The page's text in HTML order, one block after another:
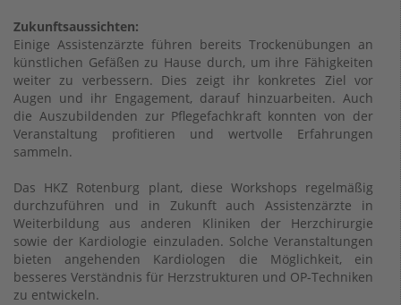
Zukunftsaussichten:
Einige Assistenzärzte führen bereits Trockenübungen an
künstlichen Gefäßen zu Hause durch, um ihre Fähigkeiten
weiter zu verbessern. Dies zeigt ihr konkretes Ziel vor
Augen und ihr Engagement, darauf hinzuarbeiten. Auch
die Auszubildenden zur Pflegefachkraft konnten von der
Veranstaltung profitieren und wertvolle Erfahrungen
sammeln.
Das HKZ Rotenburg plant, diese Workshops regelmäßig
durchzuführen und in Zukunft auch Assistenzärzte in
Weiterbildung aus anderen Kliniken der Herzchirurgie
sowie der Kardiologie einzuladen. Solche Veranstaltungen
bieten angehenden Kardiologen die Möglichkeit, ein
besseres Verständnis für Herzstrukturen und OP-Techniken
zu entwickeln.